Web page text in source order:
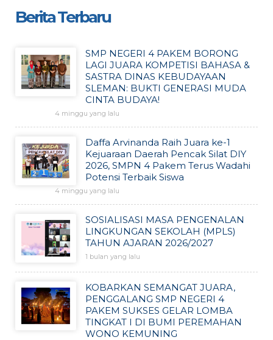
Berita Terbaru
SMP NEGERI 4 PAKEM BORONG
LAGI JUARA KOMPETISI BAHASA &
SASTRA DINAS KEBUDAYAAN
SLEMAN: BUKTI GENERASI MUDA
CINTA BUDAYA!
4 minggu yang lalu
Daffa Arvinanda Raih Juara ke-1
Kejuaraan Daerah Pencak Silat DIY
2026, SMPN 4 Pakem Terus Wadahi
Potensi Terbaik Siswa
4 minggu yang lalu
SOSIALISASI MASA PENGENALAN
LINGKUNGAN SEKOLAH (MPLS)
TAHUN AJARAN 2026/2027
1 bulan yang lalu
KOBARKAN SEMANGAT JUARA,
PENGGALANG SMP NEGERI 4
PAKEM SUKSES GELAR LOMBA
TINGKAT I DI BUMI PEREMAHAN
WONO KEMUNING